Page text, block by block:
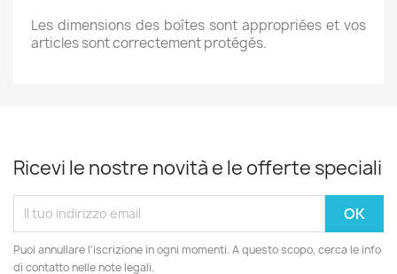
Les dimensions des boîtes sont appropriées et vos
articles sont correctement protégés.
Ricevi le nostre novità e le offerte speciali
Puoi annullare l'iscrizione in ogni momenti. A questo scopo, cerca le info
di contatto nelle note legali.